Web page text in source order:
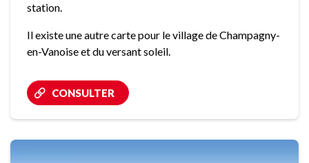
station.
Il existe une autre carte pour le village de Champagny-
en-Vanoise et du versant soleil.
CONSULTER